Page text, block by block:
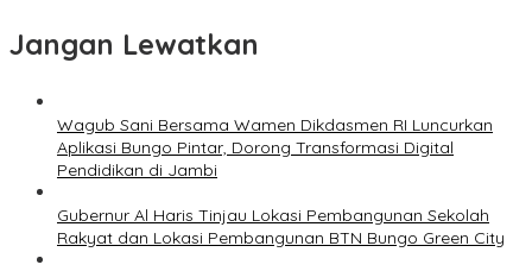
Jangan Lewatkan
Wagub Sani Bersama Wamen Dikdasmen RI Luncurkan
Aplikasi Bungo Pintar, Dorong Transformasi Digital
Pendidikan di Jambi
Gubernur Al Haris Tinjau Lokasi Pembangunan Sekolah
Rakyat dan Lokasi Pembangunan BTN Bungo Green City